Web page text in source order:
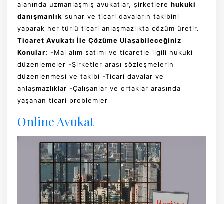
alanında uzmanlaşmış avukatlar, şirketlere hukuki
danışmanlık sunar ve ticari davaların takibini
yaparak her türlü ticari anlaşmazlıkta çözüm üretir.
Ticaret Avukatı İle Çözüme Ulaşabileceğiniz
Konular: -Mal alım satımı ve ticaretle ilgili hukuki
düzenlemeler -Şirketler arası sözleşmelerin
düzenlenmesi ve takibi -Ticari davalar ve
anlaşmazlıklar -Çalışanlar ve ortaklar arasında
yaşanan ticari problemler
Online Avukat